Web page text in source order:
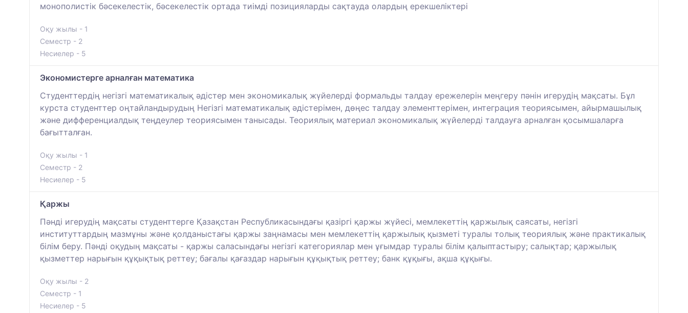
монополистік бәсекелестік, бәсекелестік ортада тиімді позицияларды сақтауда олардың ерекшеліктері
Оқу жылы - 1
Семестр - 2
Несиелер - 5
Экономистерге арналған математика
Студенттердің негізгі математикалық әдістер мен экономикалық жүйелерді формальды талдау ережелерін меңгеру пәнін игерудің мақсаты. Бұл
курста студенттер оңтайландырудың Негізгі математикалық әдістерімен, дөңес талдау элементтерімен, интеграция теориясымен, айырмашылық
және дифференциалдық теңдеулер теориясымен танысады. Теориялық материал экономикалық жүйелерді талдауға арналған қосымшаларға
бағытталған.
Оқу жылы - 1
Семестр - 2
Несиелер - 5
Қаржы
Пәнді игерудің мақсаты студенттерге Қазақстан Республикасындағы қазіргі қаржы жүйесі, мемлекеттің қаржылық саясаты, негізгі
институттардың мазмұны және қолданыстағы қаржы заңнамасы мен мемлекеттің қаржылық қызметі туралы толық теориялық және практикалық
білім беру. Пәнді оқудың мақсаты - қаржы саласындағы негізгі категориялар мен ұғымдар туралы білім қалыптастыру; салықтар; қаржылық
қызметтер нарығын құқықтық реттеу; бағалы қағаздар нарығын құқықтық реттеу; банк құқығы, ақша құқығы.
Оқу жылы - 2
Семестр - 1
Несиелер - 5